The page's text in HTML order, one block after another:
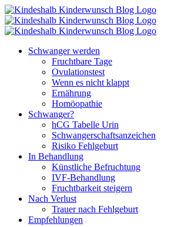
Zum
Inhalt
springen
Schwanger werden
Fruchtbare Tage
Ovulationstest
Wenn es nicht klappt
Ernährung
Homöopathie
Schwanger?
hCG Tabelle Urin
Schwangerschaftsanzeichen
Risiko Fehlgeburt
In Behandlung
Künstliche Befruchtung
IVF-Behandlung
Fruchtbarkeit steigern
Nach Verlust
Trauer nach Fehlgeburt
Empfehlungen